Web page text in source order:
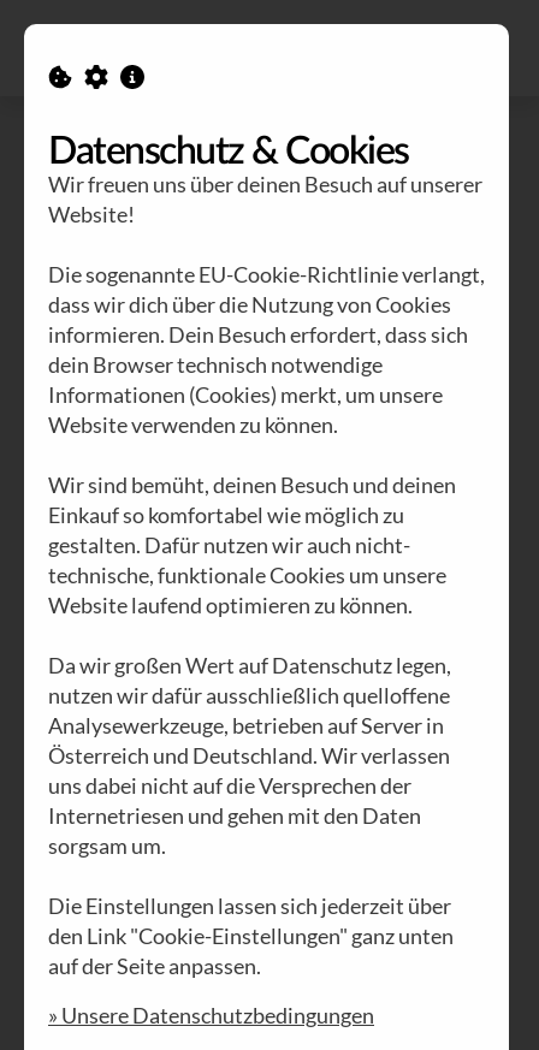
AUSGABE N°63
Friedenserklärung
Datenschutz & Cookies
Wir freuen uns über deinen Besuch auf unserer
Website!
Die sogenannte EU-Cookie-Richtlinie verlangt,
dass wir dich über die Nutzung von Cookies
informieren. Dein Besuch erfordert, dass sich
dein Browser technisch notwendige
Informationen (Cookies) merkt, um unsere
Website verwenden zu können.
Wir sind bemüht, deinen Besuch und deinen
Einkauf so komfortabel wie möglich zu
gestalten. Dafür nutzen wir auch nicht-
technische, funktionale Cookies um unsere
Website laufend optimieren zu können.
Da wir großen Wert auf Datenschutz legen,
nutzen wir dafür ausschließlich quelloffene
Analysewerkzeuge, betrieben auf Server in
Österreich und Deutschland. Wir verlassen
uns dabei nicht auf die Versprechen der
Internetriesen und gehen mit den Daten
sorgsam um.
Die Einstellungen lassen sich jederzeit über
den Link "Cookie-Einstellungen" ganz unten
auf der Seite anpassen.
» Unsere Datenschutzbedingungen